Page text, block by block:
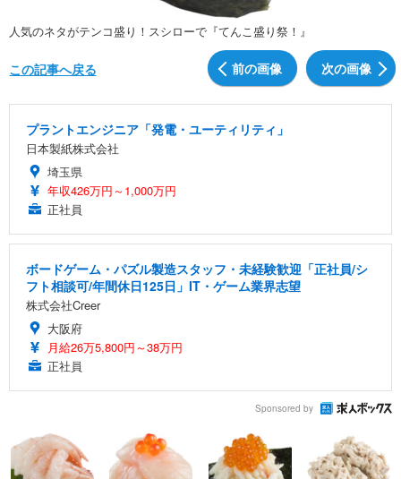
人気のネタがテンコ盛り！スシローで『てんこ盛り祭！』
前の画像 次の画像
この記事へ戻る
プラントエンジニア「発電・ユーティリティ」
日本製紙株式会社
埼玉県
年収426万円～1,000万円
正社員
ボードゲーム・パズル製造スタッフ・未経験歓迎「正社員/シ
フト相談可/年間休日125日」IT・ゲーム業界志望
株式会社Creer
大阪府
月給26万5,800円～38万円
正社員
Sponsored by